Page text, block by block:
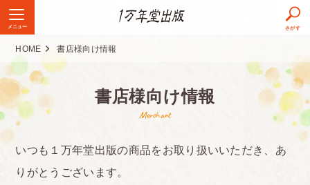
メニュー さがす
HOME 書店様向け情報
書店様向け情報
Merchant
いつも１万年堂出版の商品をお取り扱いいただき、あ
りがとうございます。